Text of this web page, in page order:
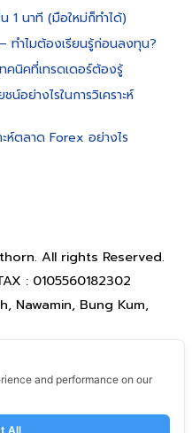
1 นาที (มือใหม่ก็ทำได้)
ทำไมต้องเรียนรู้ก่อนลงทุน?
คนิคที่เทรดเดอร์ต้องรู้
น์อย่างไรในการวิเคราะห์
ห์ตลาด Forex อย่างไร
All rights Reserved.
: 0105560182302
Nawamin, Bung Kum,
and performance on our
All